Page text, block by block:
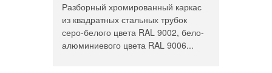
Разборный хромированный каркас
из квадратных стальных трубок
серо-белого цвета RAL 9002, бело-
алюминиевого цвета RAL 9006...